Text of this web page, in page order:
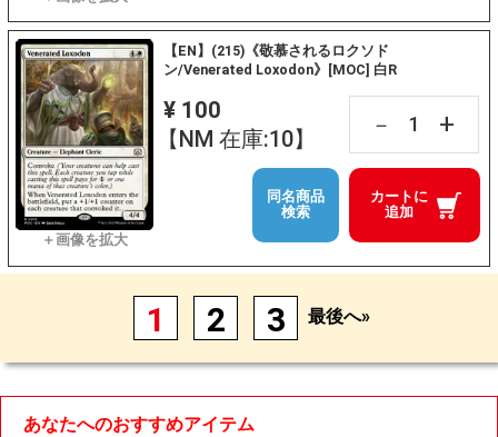
【EN】(215)《敬慕されるロクソド
ン/Venerated Loxodon》[MOC] 白R
¥ 100
【NM 在庫:10】
－ +
カートに
追加
同名商品
検索
1 2 3 最後へ»
あなたへのおすすめアイテム